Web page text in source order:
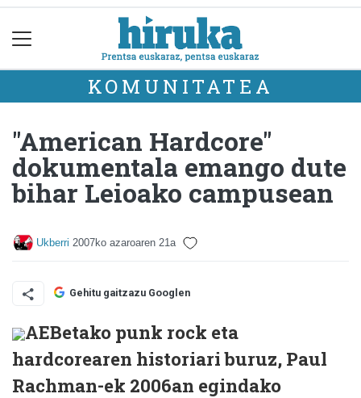
KOMUNITATEA
"American Hardcore"
dokumentala emango dute
bihar Leioako campusean
Ukberri 2007ko azaroaren 21a
Gehitu gaitzazu Googlen
AEBetako punk rock eta
hardcorearen historiari buruz, Paul
Rachman-ek 2006an egindako